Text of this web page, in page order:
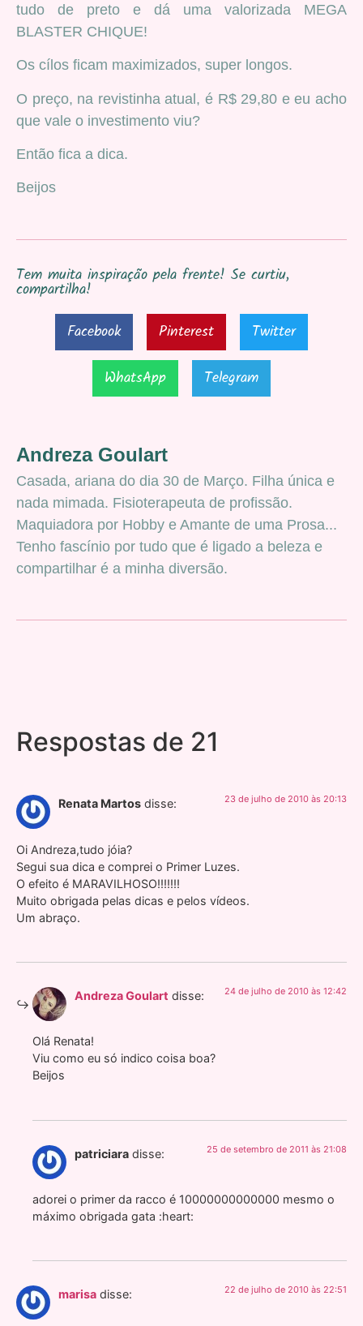
tudo de preto e dá uma valorizada MEGA
BLASTER CHIQUE!
Os cílos ficam maximizados, super longos.
O preço, na revistinha atual, é R$ 29,80 e eu acho
que vale o investimento viu?
Então fica a dica.
Beijos
Tem muita inspiração pela frente! Se curtiu,
compartilha!
Facebook
Pinterest
Twitter
WhatsApp
Telegram
Andreza Goulart
Casada, ariana do dia 30 de Março. Filha única e
nada mimada. Fisioterapeuta de profissão.
Maquiadora por Hobby e Amante de uma Prosa...
Tenho fascínio por tudo que é ligado a beleza e
compartilhar é a minha diversão.
Respostas de 21
Renata Martos disse: 23 de julho de 2010 às 20:13
Oi Andreza,tudo jóia?
Segui sua dica e comprei o Primer Luzes.
O efeito é MARAVILHOSO!!!!!!!
Muito obrigada pelas dicas e pelos vídeos.
Um abraço.
Andreza Goulart disse: 24 de julho de 2010 às 12:42
Olá Renata!
Viu como eu só indico coisa boa?
Beijos
patriciara disse: 25 de setembro de 2011 às 21:08
adorei o primer da racco é 10000000000000 mesmo o
máximo obrigada gata :heart:
marisa disse: 22 de julho de 2010 às 22:51